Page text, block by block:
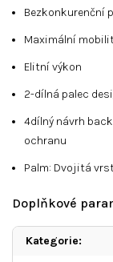
Bezkonkurenční
Maximální
Elitní výkon
2-dílná palec
4dílný návrh
ochranu
Palm: Dvojitá
Doplňkové
Kategorie: